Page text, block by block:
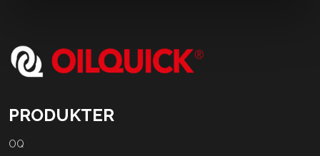
PRODUKTER
OQ